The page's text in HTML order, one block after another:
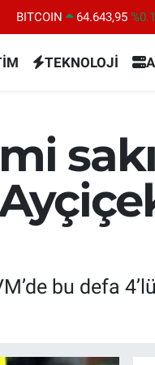
DOLAR
47,6006
EURO
55,0250
BİST100
13.799
TEKNOLOJİ
bu defa